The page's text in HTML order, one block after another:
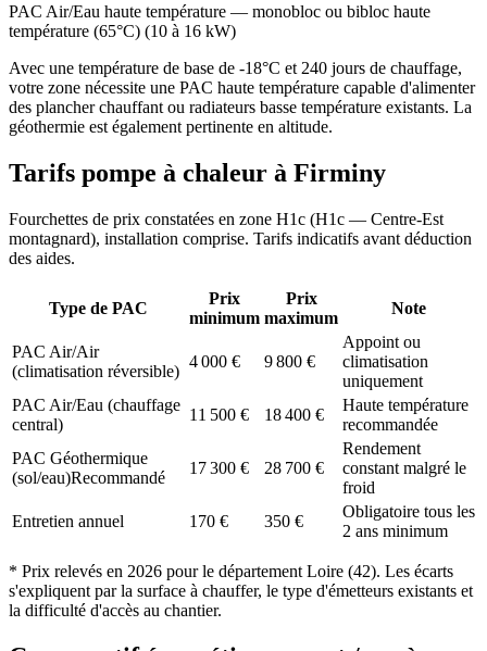
PAC Air/Eau haute température — monobloc ou bibloc haute
température (65°C) (10 à 16 kW)
Avec une température de base de -18°C et 240 jours de chauffage,
votre zone nécessite une PAC haute température capable d'alimenter
des plancher chauffant ou radiateurs basse température existants. La
géothermie est également pertinente en altitude.
Tarifs pompe à chaleur à Firminy
Fourchettes de prix constatées en zone H1c (H1c — Centre-Est
montagnard), installation comprise. Tarifs indicatifs avant déduction
des aides.
Type de PAC
Prix
minimum
Prix
maximum
Note
PAC Air/Air
(climatisation réversible)
4 000 € 9 800 €
Appoint ou
climatisation
uniquement
PAC Air/Eau (chauffage
central)
11 500 € 18 400 €
Haute température
recommandée
PAC Géothermique
(sol/eau)Recommandé
17 300 € 28 700 €
Rendement
constant malgré le
froid
Entretien annuel
170 € 350 €
Obligatoire tous les
2 ans minimum
* Prix relevés en 2026 pour le département Loire (42). Les écarts
s'expliquent par la surface à chauffer, le type d'émetteurs existants et
la difficulté d'accès au chantier.